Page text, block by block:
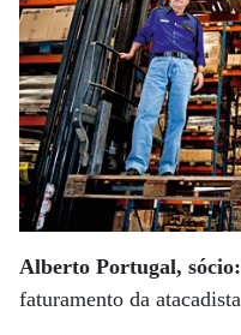
Alberto Portugal, sócio:
faturamento da atacadista